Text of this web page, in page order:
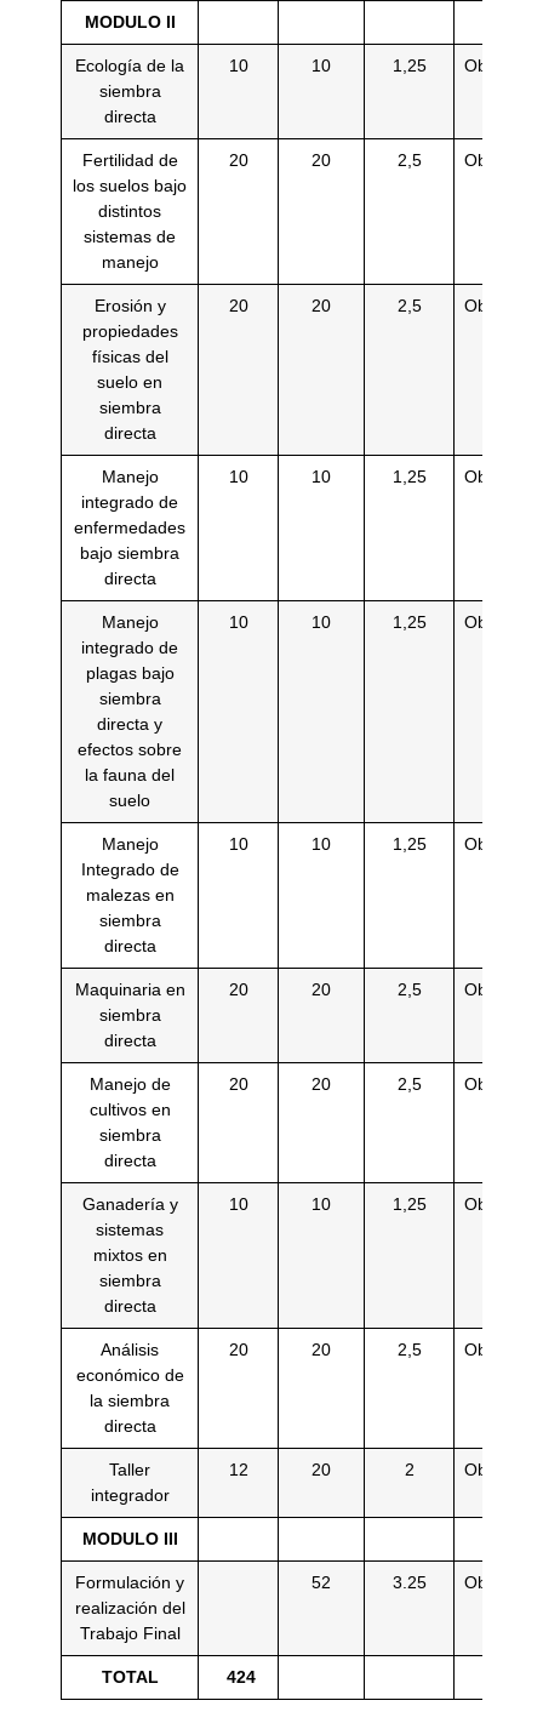
MODULO II
Ecología de la
siembra
directa
10 10 1,25
Fertilidad de
los suelos bajo
distintos
sistemas de
manejo
20 20 2,5
Erosión y
propiedades
físicas del
suelo en
siembra
directa
20 20 2,5
Manejo
integrado de
enfermedades
bajo siembra
directa
10 10 1,25
Manejo
integrado de
plagas bajo
siembra
directa y
efectos sobre
la fauna del
suelo
10 10 1,25
Manejo
Integrado de
malezas en
siembra
directa
10 10 1,25
Maquinaria en
siembra
directa
20 20 2,5
Manejo de
cultivos en
siembra
directa
20 20 2,5
Ganadería y
sistemas
mixtos en
siembra
directa
10 10 1,25
Análisis
económico de
la siembra
directa
20 20 2,5
Taller
integrador
12 20 2
MODULO III
Formulación y
realización del
Trabajo Final
52 3.25
TOTAL 424